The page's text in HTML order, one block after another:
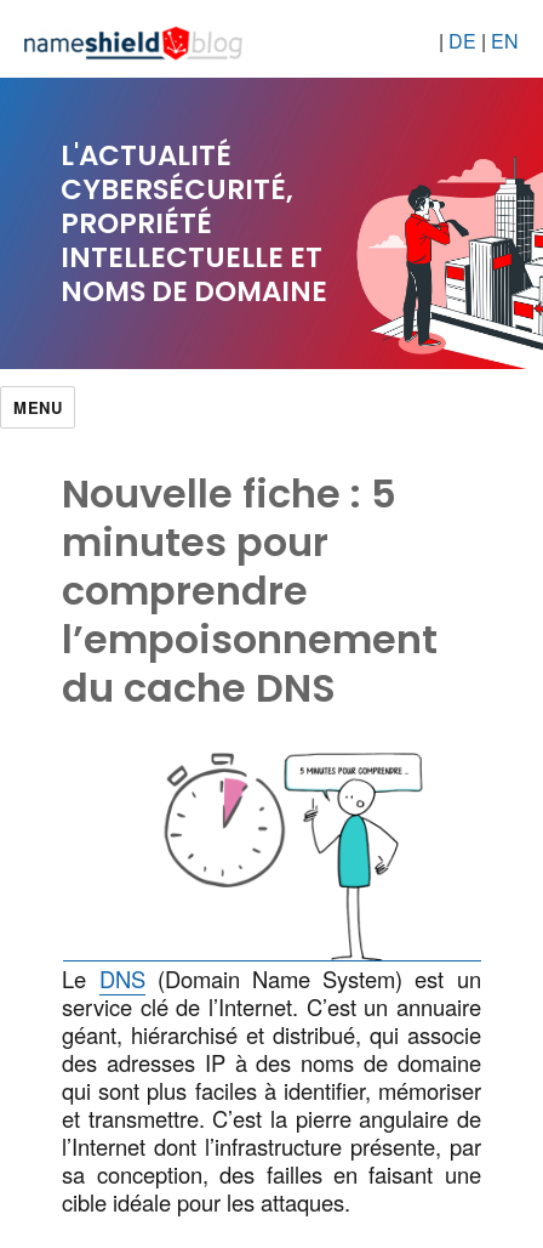
| DE | EN
L'ACTUALITÉ
CYBERSÉCURITÉ,
PROPRIÉTÉ
INTELLECTUELLE ET
NOMS DE DOMAINE
MENU
Nouvelle fiche : 5
minutes pour
comprendre
l’empoisonnement
du cache DNS
Le DNS(Domain Name System) est un
service clé de l’Internet. C’est un annuaire
géant, hiérarchisé et distribué, qui associe
des adresses IP à des noms de domaine
qui sont plus faciles à identifier, mémoriser
et transmettre. C’est la pierre angulaire de
l’Internet dont l’infrastructure présente, par
sa conception, des failles en faisant une
cible idéale pour les attaques.